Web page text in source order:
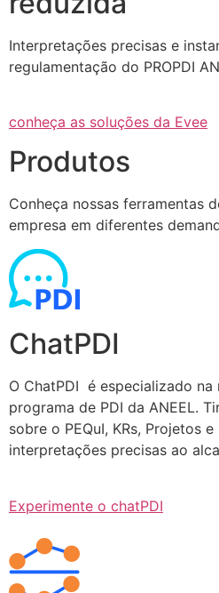
Interpretações precisas e
regulamentação do PROPDI
conheça as soluções da Evee
Produtos
Conheça nossas ferramentas
empresa em diferentes
ChatPDI
O ChatPDI é especializado
programa de PDI da ANEEL.
sobre o PEQuI, KRs, Projetos
interpretações precisas ao
Experimente o chatPDI